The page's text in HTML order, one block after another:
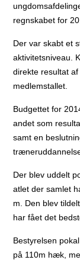
regnskabet for
Der var skabt et
aktivitetsniveau.
direkte resultat
medlemstallet.
Budgettet for
andet som
samt en
Der blev uddelt
atlet der samlet
m. Den blev
har fået det
Bestyrelsen
på 110m hæk,